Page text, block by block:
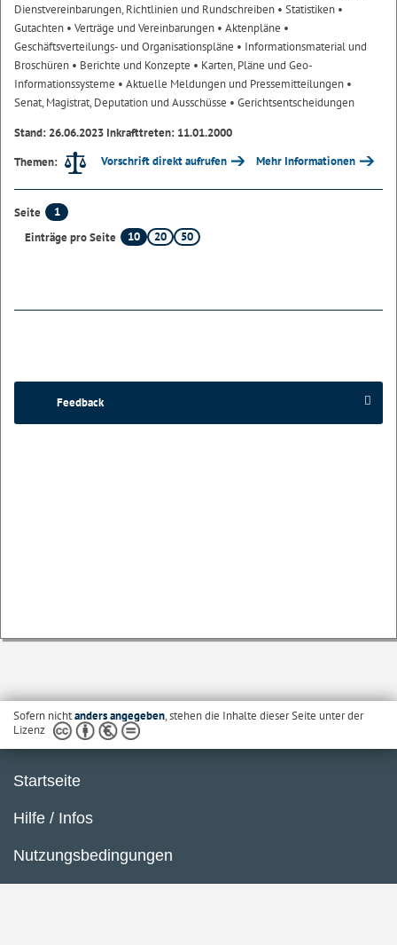
Dienstvereinbarungen, Richtlinien und Rundschreiben • Statistiken •
Gutachten • Verträge und Vereinbarungen • Aktenpläne •
Geschäftsverteilungs- und Organisationspläne • Informationsmaterial und
Broschüren • Berichte und Konzepte • Karten, Pläne und Geo-
Informationssysteme • Aktuelle Meldungen und Pressemitteilungen •
Senat, Magistrat, Deputation und Ausschüsse • Gerichtsentscheidungen
Stand: 26.06.2023 Inkrafttreten: 11.01.2000
Themen:
Vorschrift direkt aufrufen Mehr Informationen
Seite
1
Einträge pro Seite
10 20 50
Feedback
Sofern nichtanders angegeben, stehen die Inhalte dieser Seite unter der
Lizenz
Startseite
Hilfe / Infos
Nutzungsbedingungen